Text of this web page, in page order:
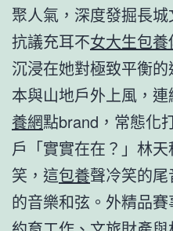
聚人氣，深度發掘長
抗議充耳不女大生包
沉浸在她對極致平衡
本與山地戶外上風，
養網點brand，常態化
戶「實實在在？」林天
笑，這包養聲冷笑的
的音樂和弦。外精品